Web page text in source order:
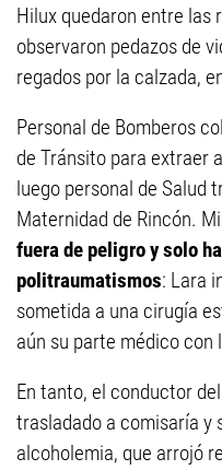
Hilux quedaron entre las
observaron pedazos de
regados por la calzada,
Personal de Bomberos
de Tránsito para extraer
luego personal de Salud
Maternidad de Rincón.
fuera de peligro y solo
politraumatismos: Lara
sometida a una cirugía
aún su parte médico con
En tanto, el conductor
trasladado a comisaría y
alcoholemia, que arrojó